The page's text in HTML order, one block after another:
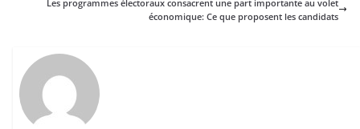
Les programmes électoraux consacrent une part importante au volet
économique: Ce que proposent les candidats